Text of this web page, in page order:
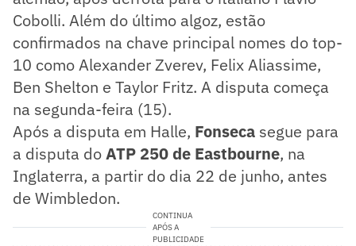
Cobolli. Além do último algoz, estão
confirmados na chave principal nomes do top-
10 como Alexander Zverev, Felix Aliassime,
Ben Shelton e Taylor Fritz. A disputa começa
na segunda-feira (15).
Após a disputa em Halle, Fonseca segue para
a disputa doATP 250 de Eastbourne, na
Inglaterra, a partir do dia 22 de junho, antes
de Wimbledon.
CONTINUA
APÓS A
PUBLICIDADE